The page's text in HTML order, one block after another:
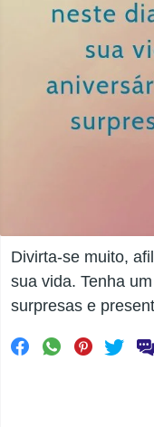
Divirta-se muito,
sua vida. Tenha
surpresas e